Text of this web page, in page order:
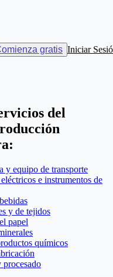
gratis Iniciar
del SAT
del
:
y equipo de transporte
e instrumentos de
y de tejidos
papel
químicos